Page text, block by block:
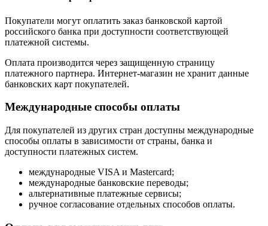
Покупатели могут оплатить заказ банковской картой
российского банка при доступности соответствующей
платежной системы.
Оплата производится через защищенную страницу
платежного партнера. Интернет-магазин не хранит данные
банковских карт покупателей.
Международные способы оплаты
Для покупателей из других стран доступны международные
способы оплаты в зависимости от страны, банка и
доступности платежных систем.
международные VISA и Mastercard;
международные банковские переводы;
альтернативные платежные сервисы;
ручное согласование отдельных способов оплаты.